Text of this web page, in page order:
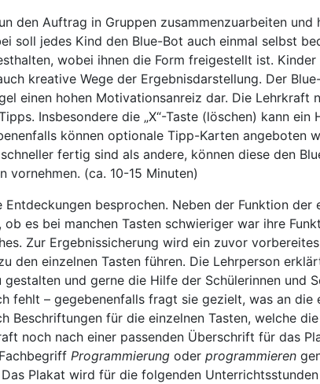
den Auftrag in Gruppen zusammenzuarbeiten
soll jedes Kind den Blue-Bot auch einmal selbst
wobei ihnen die Form freigestellt ist.
kreative Wege der Ergebnisdarstellung. Der
einen hohen Motivationsanreiz dar. Die Lehrkraft
Insbesondere die „X“-Taste (löschen) kann ein
können optionale Tipp-Karten angeboten
fertig sind als andere, können diese den
vornehmen. (ca. 10-15 Minuten)
besprochen. Neben der Funktion der
es bei manchen Tasten schwieriger war ihre
Zur Ergebnissicherung wird ein zuvor
den einzelnen Tasten führen. Die Lehrperson
und gerne die Hilfe der Schülerinnen und
fehlt – gegebenenfalls fragt sie gezielt, was an die
Beschriftungen für die einzelnen Tasten, welche
noch nach einer passenden Überschrift für das
Programmierung oder programmieren
Plakat wird für die folgenden